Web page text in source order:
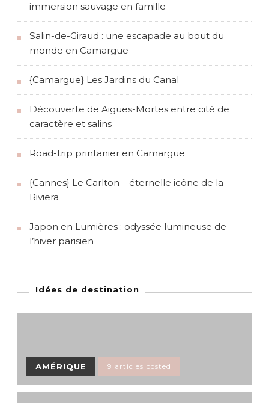
immersion sauvage en famille
Salin-de-Giraud : une escapade au bout du
monde en Camargue
{Camargue} Les Jardins du Canal
Découverte de Aigues-Mortes entre cité de
caractère et salins
Road-trip printanier en Camargue
{Cannes} Le Carlton – éternelle icône de la
Riviera
Japon en Lumières : odyssée lumineuse de
l’hiver parisien
Idées de destination
AMÉRIQUE 9 articles posted